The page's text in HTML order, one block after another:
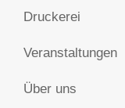
Druckerei
Veranstaltungen
Über uns